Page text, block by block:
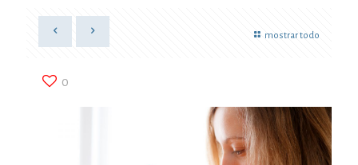
mostrar todo
0